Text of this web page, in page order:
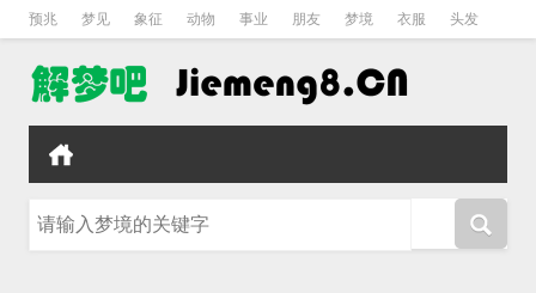
预兆 梦见 象征 动物 事业 朋友 梦境 衣服 头发